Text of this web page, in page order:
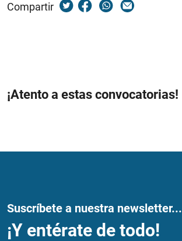
Compartir
¡Atento a estas convocatorias!
Suscríbete a nuestra newsletter...
¡Y entérate de todo!